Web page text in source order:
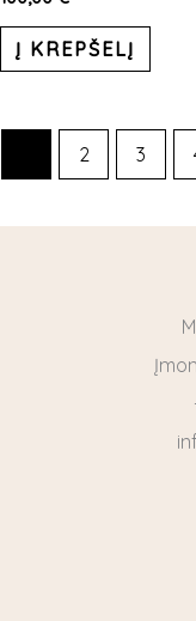
Į KREPŠELĮ
2 3